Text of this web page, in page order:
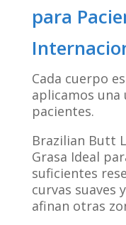
para
Cada cuerpo
aplicamos una
pacientes.
Brazilian Butt
Grasa Ideal
suficientes
curvas suaves
afinan otras